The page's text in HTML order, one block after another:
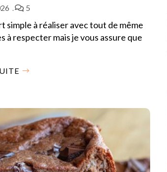
5
simple à réaliser avec tout de même
à respecter mais je vous assure que